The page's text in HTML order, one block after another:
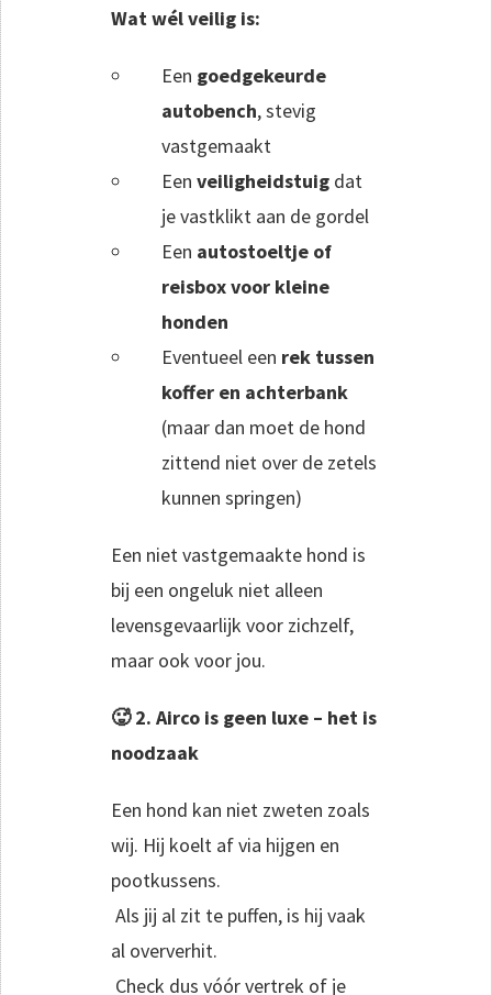
Wat wél veilig is:
Een goedgekeurde
autobench, stevig
vastgemaakt
Eenveiligheidstuig dat
je vastklikt aan de gordel
Een autostoeltje of
reisbox voor kleine
honden
Eventueel een rek tussen
koffer en achterbank
(maar dan moet de hond
zittend niet over de zetels
kunnen springen)
Een niet vastgemaakte hond is
bij een ongeluk niet alleen
levensgevaarlijk voor zichzelf,
maar ook voor jou.
🥵 2. Airco is geen luxe – het is
noodzaak
Een hond kan niet zweten zoals
wij. Hij koelt af via hijgen en
pootkussens.
Als jij al zit te puffen, is hij vaak
al oververhit.
Check dus vóór vertrek of je